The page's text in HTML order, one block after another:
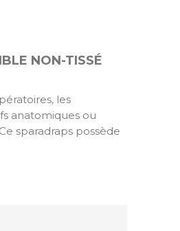
NON-TISSÉ
les
anatomiques ou
sparadraps possède